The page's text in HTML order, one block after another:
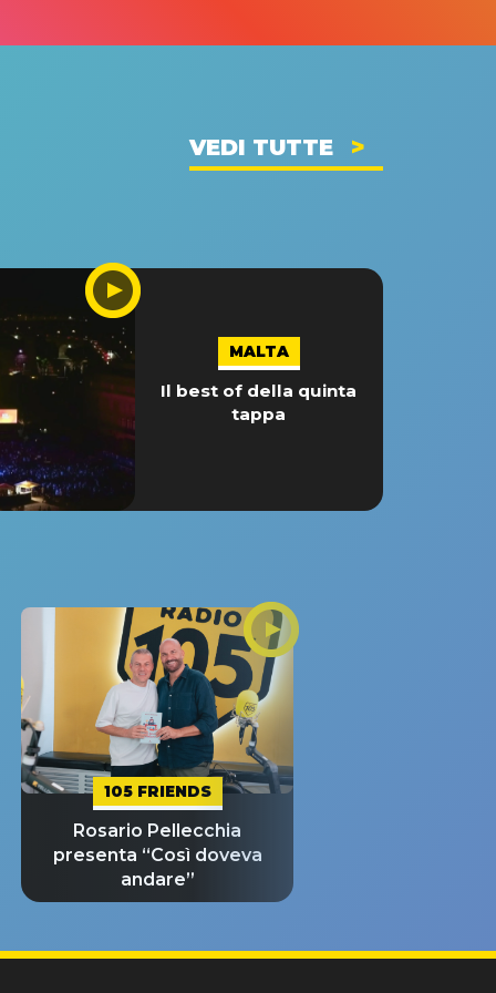
VEDI TUTTE
MALTA
Il best of della quinta
tappa
105 FRIENDS
Rosario Pellecchia
presenta “Così doveva
andare”